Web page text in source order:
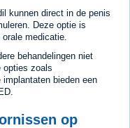
kunnen direct in de penis
Deze optie is
medicatie.
behandelingen niet
opties zoals
bieden een
op